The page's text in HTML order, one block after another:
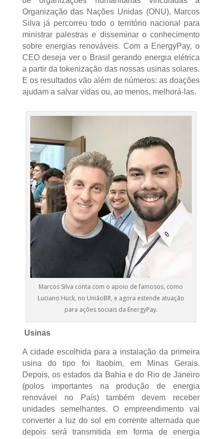
Organização das Nações Unidas (ONU), Marcos
Silva já percorreu todo o território nacional para
ministrar palestras e disseminar o conhecimento
sobre energias renováveis. Com a EnergyPay, o
CEO deseja ver o Brasil gerando energia elétrica
a partir da tokenização das nossas usinas solares.
E os resultados vão além de números: as doações
ajudam a salvar vidas ou, ao menos, melhorá-las.
Marcos Silva conta com o apoio de famosos, como
Luciano Huck, no UniãoBR, e agora estende atuação
para ações sociais da EnergyPay.
Usinas
A cidade escolhida para a instalação da primeira
usina do tipo foi Itaobim, em Minas Gerais.
Depois, os estados da Bahia e do Rio de Janeiro
(polos importantes na produção de energia
renovável no País) também devem receber
unidades semelhantes. O empreendimento vai
converter a luz do sol em corrente alternada que
depois será transmitida em forma de energia